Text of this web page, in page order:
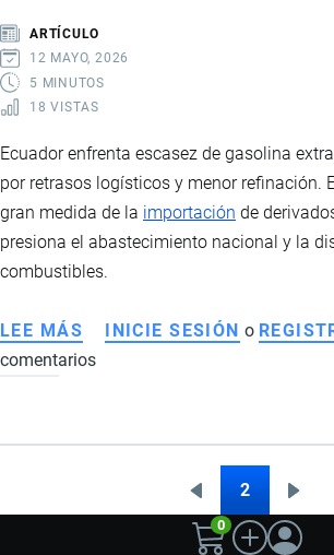
Y
EL
COMERCIO
ARTÍCULO
12 MAYO, 2026
5 MINUTOS
18 VISTAS
Ecuador enfrenta escasez de gasolina
por retrasos logísticos y menor refinación.
gran medida de la importación de
presiona el abastecimiento nacional y la
combustibles.
LEE MÁS SOBRE
ESCASEZ
EN
LOGÍSTICAS,
INICIE SESIÓN o
comentarios
Página
anterior
2
0